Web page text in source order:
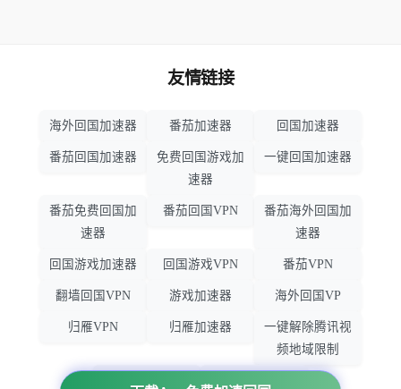
友情链接
海外回国加速器 番茄加速器 回国加速器
番茄回国加速器
免费回国游戏加
速器
一键回国加速器
番茄免费回国加
速器
番茄回国VPN
番茄海外回国加
速器
回国游戏加速器 回国游戏VPN 番茄VPN
翻墙回国VPN 游戏加速器 海外回国VP
归雁VPN 归雁加速器
一键解除腾讯视
频地域限制
回国VPN推荐 回国VPN